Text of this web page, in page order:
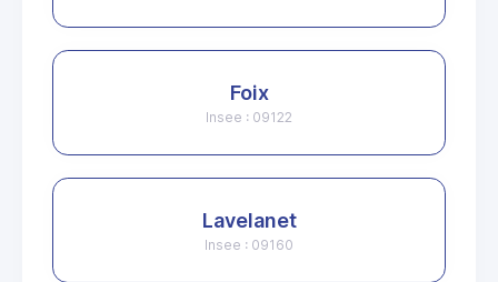
Foix
Insee : 09122
Lavelanet
Insee : 09160